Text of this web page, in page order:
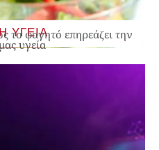
ΥΓΕΙΑ
το φαγητό επηρεάζει την
υγεία